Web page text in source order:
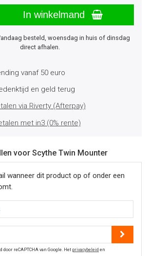
In winkelmand
besteld, woensdag in huis of dinsdag
direct afhalen.
vanaf 50 euro
en geld terug
via Riverty (Afterpay)
met in3 (0% rente)
voor Scythe Twin Mounter
wanneer dit product op of onder een
door reCAPTCHA van Google. Het privacybeleid en